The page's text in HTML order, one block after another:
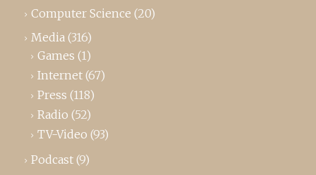
Computer Science (20)
Media (316)
Games (1)
Internet (67)
Press (118)
Radio (52)
TV-Video (93)
Podcast (9)